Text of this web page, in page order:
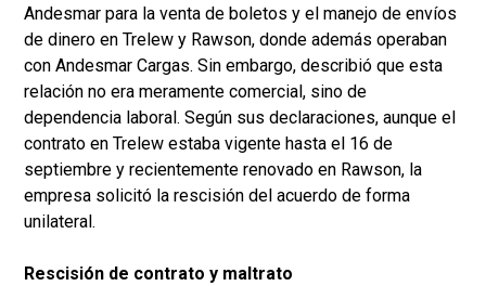
Andesmar para la venta de boletos y el manejo de envíos
de dinero en Trelew y Rawson, donde además operaban
con Andesmar Cargas. Sin embargo, describió que esta
relación no era meramente comercial, sino de
dependencia laboral. Según sus declaraciones, aunque el
contrato en Trelew estaba vigente hasta el 16 de
septiembre y recientemente renovado en Rawson, la
empresa solicitó la rescisión del acuerdo de forma
unilateral.
Rescisión de contrato y maltrato